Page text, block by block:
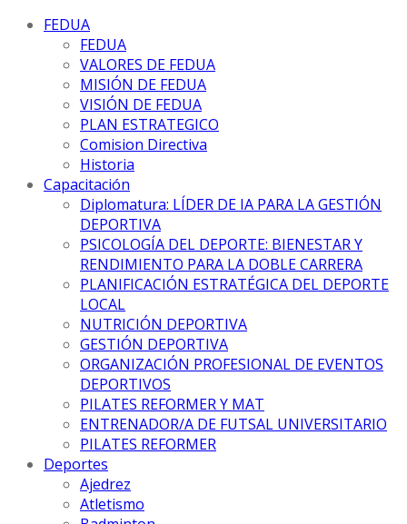
FEDUA
FEDUA
VALORES DE FEDUA
MISIÓN DE FEDUA
VISIÓN DE FEDUA
PLAN ESTRATEGICO
Comision Directiva
Historia
Capacitación
Diplomatura: LÍDER DE IA PARA LA GESTIÓN
DEPORTIVA
PSICOLOGÍA DEL DEPORTE: BIENESTAR Y
RENDIMIENTO PARA LA DOBLE CARRERA
PLANIFICACIÓN ESTRATÉGICA DEL DEPORTE
LOCAL
NUTRICIÓN DEPORTIVA
GESTIÓN DEPORTIVA
ORGANIZACIÓN PROFESIONAL DE EVENTOS
DEPORTIVOS
PILATES REFORMER Y MAT
ENTRENADOR/A DE FUTSAL UNIVERSITARIO
PILATES REFORMER
Deportes
Ajedrez
Atletismo